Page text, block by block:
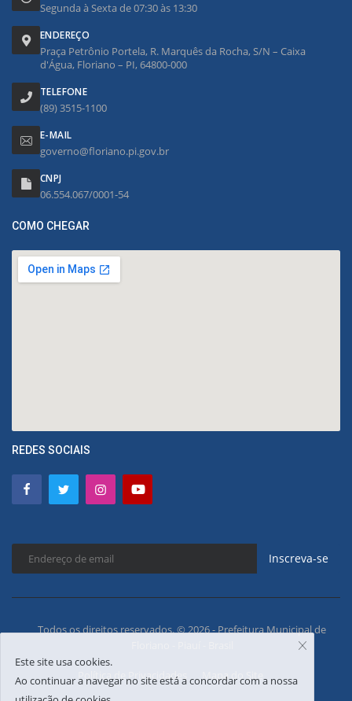
Segunda à Sexta de 07:30 às 13:30
ENDEREÇO
Praça Petrônio Portela, R. Marquês da Rocha, S/N – Caixa
d'Água, Floriano – PI, 64800-000
TELEFONE
(89) 3515-1100
E-MAIL
governo@floriano.pi.gov.br
CNPJ
06.554.067/0001-54
COMO CHEGAR
REDES SOCIAIS
Inscreva-se
Todos os direitos reservados. © 2026 - Prefeitura Municipal de
Política de Privacidades Mapa do Site
Este site usa cookies.
Ao continuar a navegar no site está a concordar com a nossa